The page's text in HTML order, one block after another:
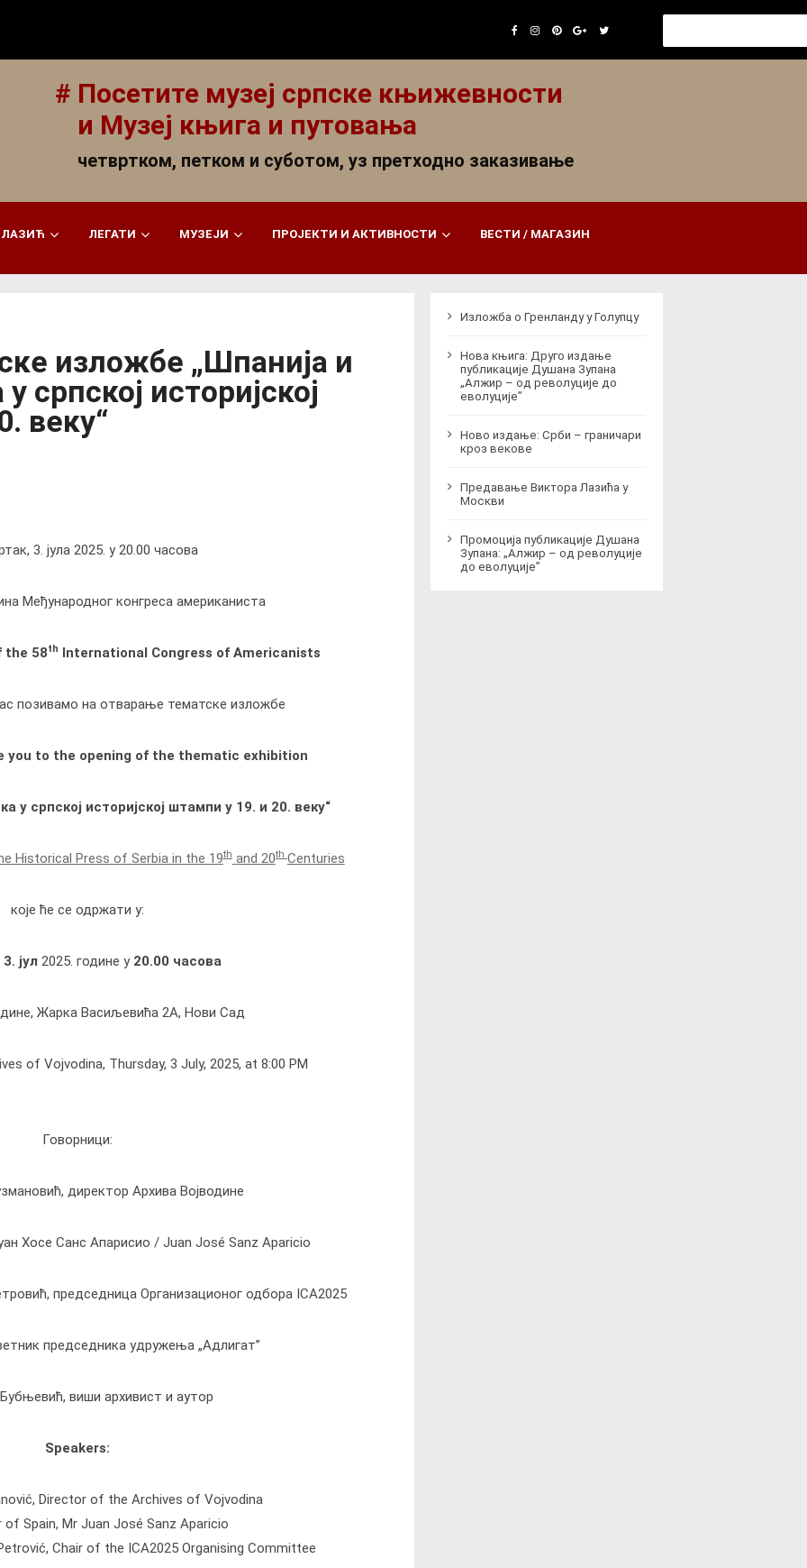
Search
# Посетите музеј српске књижевности
и Музеј књига и путовања
четвртком, петком и суботом, уз претходно заказивање
ЛАЗИЋ ЛЕГАТИ МУЗЕЈИ ПРОЈЕКТИ И АКТИВНОСТИ ВЕСТИ / МАГАЗИН
изложбе „Шпанија и
српској историјској
веку“
3. јула 2025. у 20.00 часова
Међународног конгреса американиста
the 58th International Congress of Americanists
позивамо на отварање тематске изложбе
you to the opening of the thematic exhibition
у српској историјској штампи у 19. и 20. веку“
Historical Press of Serbia in the 19thand 20th Centuries
које ће се одржати у:
3. јул 2025. године у 20.00 часова
Жарка Васиљевића 2А, Нови Сад
of Vojvodina, Thursday, 3 July, 2025, at 8:00 PM
Говорници:
директор Архивa Војводине
Хосе Санс Апарисио / Juan José Sanz Aparicio
председница Организационог одбора ICA2025
председника удружења „Адлигат”
виши архивист и аутор
Speakers:
Director of the Archives of Vojvodina
of Spain, Mr Juan José Sanz Aparicio
Chair of the ICA2025 Organising Committee
Изложба о Гренланду у Голупцу
Нова књига: Друго издање
публикације Душана Зупана
„Алжир – од револуције до
еволуције”
Ново издање: Срби – граничари
кроз векове
Предавање Виктора Лазића у
Москви
Промоција публикације Душана
Зупана: „Алжир – од револуције
до еволуције”